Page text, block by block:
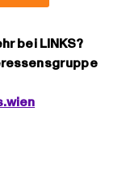
bei LINKS?